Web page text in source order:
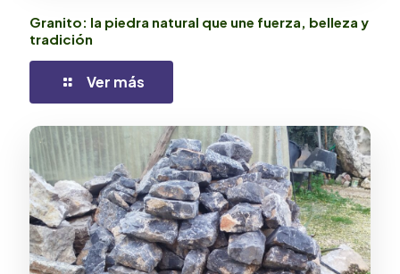
Granito: la piedra natural que une fuerza, belleza y
tradición
Ver más